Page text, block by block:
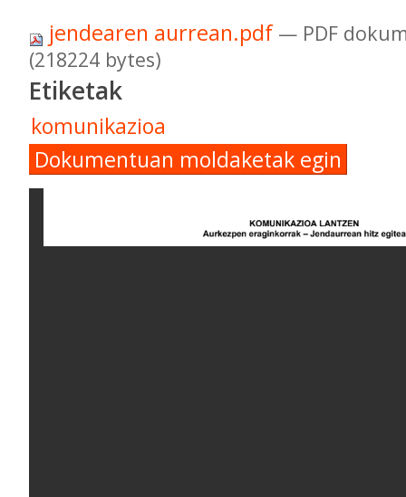
jendearen aurrean.pdf — PDF
(218224 bytes)
Etiketak
komunikazioa
Dokumentuan moldaketak egin